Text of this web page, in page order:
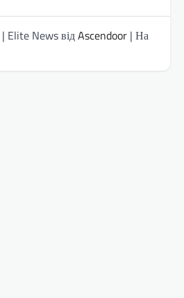
| Elite News відAscendoor | На